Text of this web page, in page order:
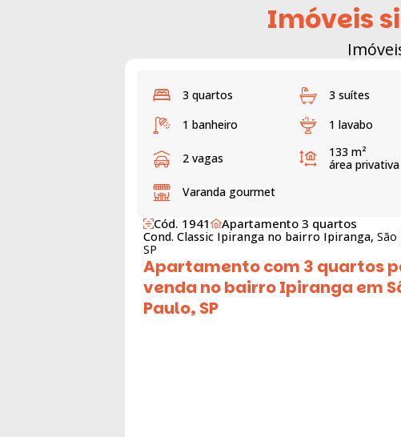
Imóveis
3 quartos
3 suítes
1 banheiro
1 lavabo
2 vagas
133 m²
área privativa
Varanda gourmet
Cód. 1941 Apartamento 3 quartos
Cond. Classic Ipiranga no bairro Ipiranga, São
SP
Apartamento com 3 quartos
venda no bairro Ipiranga em
Paulo, SP